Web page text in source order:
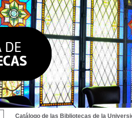
Catálogo de las Bibliotecas de la